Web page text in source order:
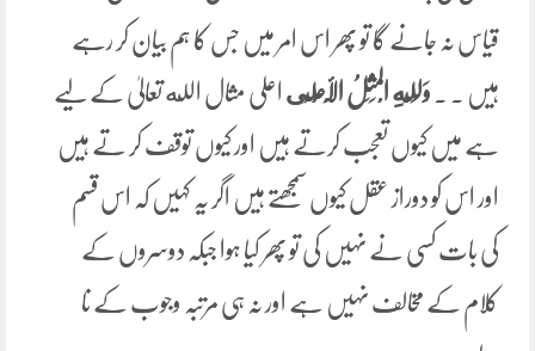
قیاس نہ جانے گا تو پھر اس امر میں جس کا ہم بیان کر رہے
ہیں ۔ ۔ وَلِلَّهِ الْمَثَلُ الْأَعْلَى اعلی مثال الله تعالیٰ کے لیے
ہے میں کیوں تعجب کرتے ہیں اور کیوں توقف کر تے ہیں
اور اس کو دوراز عقل کیوں سمجھتے ہیں اگر یہ کہیں کہ اس قسم
کی بات کسی نے نہیں کی تو پھر کیا ہوا جبکہ دوسروں کے
کلام کے مخالف نہیں ہے اور نہ ہی مرتبہ وجوب کے نا